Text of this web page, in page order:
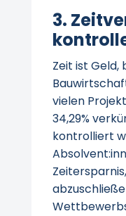
3.
Zeit ist Geld,
vielen
34,29%
kontrolliert